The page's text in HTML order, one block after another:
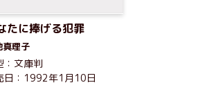
たに捧げる犯罪
真理子
：文庫判
日：1992年1月10日